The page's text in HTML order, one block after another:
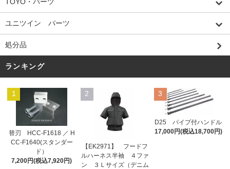
ユニツイン パーツ
処分品
ランキング
1
替刃 HCC-F1618 ／ H
CC-F1640(スタンダー
ド）
7,200円(税込7,920円)
2
【EK2971】 フードフ
ルハーネス半袖 ４ファ
ン ３Ｌサイズ（デニム
3
D25 パイプ付ハンドル
17,000円(税込18,700円)